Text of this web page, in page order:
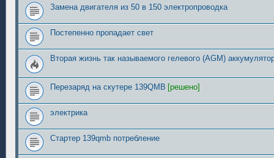
Замена двигателя из 50 в 150 электропроводка
Постепенно пропадает свет
Вторая жизнь так называемого гелевого (AGM)
Перезаряд на скутере 139QMB [решено]
электрика
Стартер 139qmb потребление